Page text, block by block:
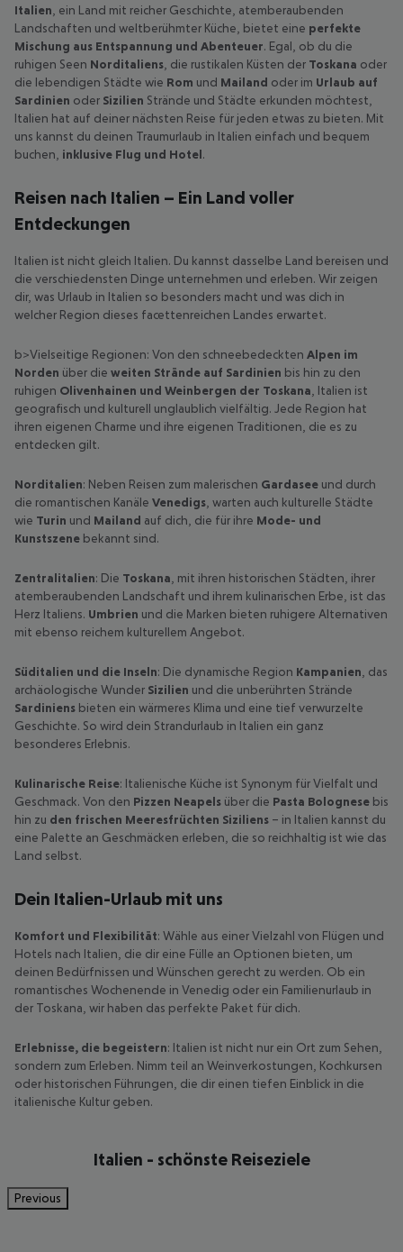
Italien , ein Land mit reicher Geschichte, atemberaubenden
Landschaften und weltberühmter Küche, bietet eine perfekte
Mischung aus Entspannung und Abenteuer. Egal, ob du die
ruhigen Seen Norditaliens , die rustikalen Küsten der Toskana oder
die lebendigen Städte wie Rom und Mailand oder im Urlaub auf
Sardinien oder Sizilien Strände und Städte erkunden möchtest,
Italien hat auf deiner nächsten Reise für jeden etwas zu bieten. Mit
uns kannst du deinen Traumurlaub in Italien einfach und bequem
buchen, inklusive Flug und Hotel.
Reisen nach Italien – Ein Land voller
Entdeckungen
Italien ist nicht gleich Italien. Du kannst dasselbe Land bereisen und
die verschiedensten Dinge unternehmen und erleben. Wir zeigen
dir, was Urlaub in Italien so besonders macht und was dich in
welcher Region dieses facettenreichen Landes erwartet.
b>Vielseitige Regionen: Von den schneebedeckten Alpen im
Norden über die weiten Strände auf Sardinien bis hin zu den
ruhigen Olivenhainen und Weinbergen der Toskana , Italien ist
geografisch und kulturell unglaublich vielfältig. Jede Region hat
ihren eigenen Charme und ihre eigenen Traditionen, die es zu
entdecken gilt.
Norditalien: Neben Reisen zum malerischen Gardasee und durch
die romantischen Kanäle Venedigs , warten auch kulturelle Städte
wie Turin und Mailand auf dich, die für ihre Mode- und
Kunstszene bekannt sind.
Zentralitalien: Die Toskana , mit ihren historischen Städten, ihrer
atemberaubenden Landschaft und ihrem kulinarischen Erbe, ist das
Herz Italiens. Umbrien und die Marken bieten ruhigere Alternativen
mit ebenso reichem kulturellem Angebot.
Süditalien und die Inseln: Die dynamische Region Kampanien , das
archäologische Wunder Sizilien und die unberührten Strände
Sardiniens bieten ein wärmeres Klima und eine tief verwurzelte
Geschichte. So wird dein Strandurlaub in Italien ein ganz
besonderes Erlebnis.
Kulinarische Reise: Italienische Küche ist Synonym für Vielfalt und
Geschmack. Von den Pizzen Neapels über die Pasta Bolognese bis
hin zu den frischen Meeresfrüchten Siziliens – in Italien kannst du
eine Palette an Geschmäcken erleben, die so reichhaltig ist wie das
Land selbst.
Dein Italien-Urlaub mit uns
Komfort und Flexibilität: Wähle aus einer Vielzahl von Flügen und
Hotels nach Italien, die dir eine Fülle an Optionen bieten, um
deinen Bedürfnissen und Wünschen gerecht zu werden. Ob ein
romantisches Wochenende in Venedig oder ein Familienurlaub in
der Toskana, wir haben das perfekte Paket für dich.
Erlebnisse, die begeistern: Italien ist nicht nur ein Ort zum Sehen,
sondern zum Erleben. Nimm teil an Weinverkostungen, Kochkursen
oder historischen Führungen, die dir einen tiefen Einblick in die
italienische Kultur geben.
Italien - schönste Reiseziele
Previous